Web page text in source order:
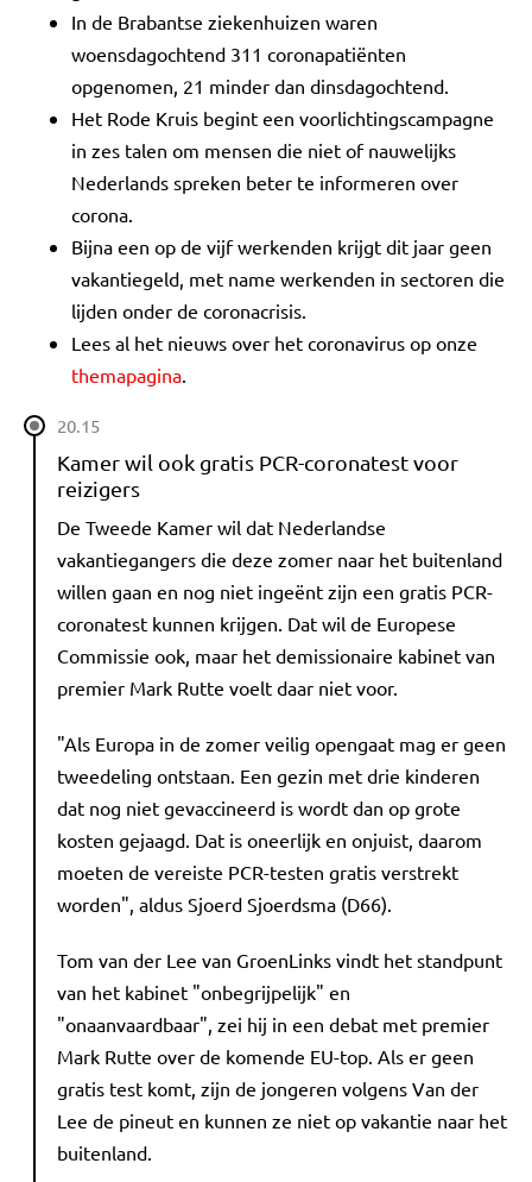
In de Brabantse ziekenhuizen waren
woensdagochtend 311 coronapatiënten
opgenomen, 21 minder dan dinsdagochtend.
Het Rode Kruis begint een voorlichtingscampagne
in zes talen om mensen die niet of nauwelijks
Nederlands spreken beter te informeren over
corona.
Bijna een op de vijf werkenden krijgt dit jaar geen
vakantiegeld, met name werkenden in sectoren die
lijden onder de coronacrisis.
Lees al het nieuws over het coronavirus op onze
themapagina.
20.15
Kamer wil ook gratis PCR-coronatest voor
reizigers
De Tweede Kamer wil dat Nederlandse
vakantiegangers die deze zomer naar het buitenland
willen gaan en nog niet ingeënt zijn een gratis PCR-
coronatest kunnen krijgen. Dat wil de Europese
Commissie ook, maar het demissionaire kabinet van
premier Mark Rutte voelt daar niet voor.
"Als Europa in de zomer veilig opengaat mag er geen
tweedeling ontstaan. Een gezin met drie kinderen
dat nog niet gevaccineerd is wordt dan op grote
kosten gejaagd. Dat is oneerlijk en onjuist, daarom
moeten de vereiste PCR-testen gratis verstrekt
worden", aldus Sjoerd Sjoerdsma (D66).
Tom van der Lee van GroenLinks vindt het standpunt
van het kabinet "onbegrijpelijk" en
"onaanvaardbaar", zei hij in een debat met premier
Mark Rutte over de komende EU-top. Als er geen
gratis test komt, zijn de jongeren volgens Van der
Lee de pineut en kunnen ze niet op vakantie naar het
buitenland.